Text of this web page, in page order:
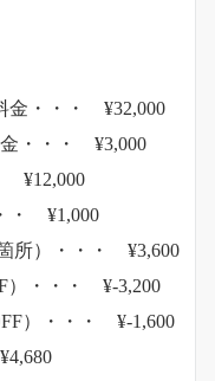
金・・・ ¥32,000
金・・・ ¥3,000
¥12,000
・ ¥1,000
所）・・・ ¥3,600
）・・・ ¥-3,200
）・・・ ¥-1,600